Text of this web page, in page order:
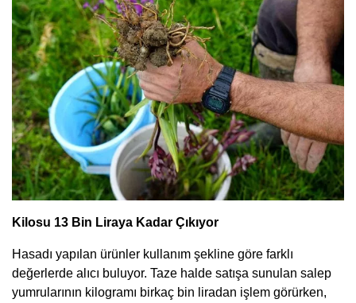
Kilosu 13 Bin Liraya Kadar Çıkıyor
Hasadı yapılan ürünler kullanım şekline göre farklı
değerlerde alıcı buluyor. Taze halde satışa sunulan salep
yumrularının kilogramı birkaç bin liradan işlem görürken,